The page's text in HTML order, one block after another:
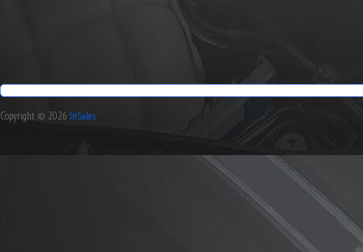
Copyright © 2026 InSales